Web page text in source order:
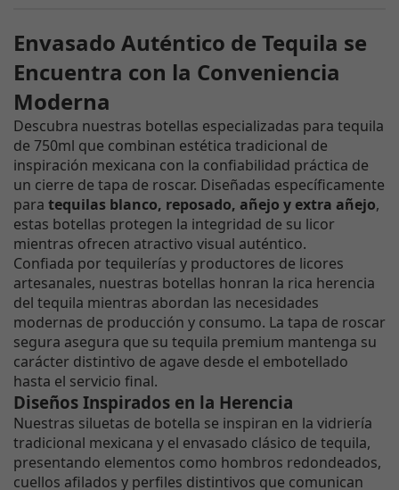
Envasado Auténtico de Tequila se
Encuentra con la Conveniencia
Moderna
Descubra nuestras botellas especializadas para tequila
de 750ml que combinan estética tradicional de
inspiración mexicana con la confiabilidad práctica de
un cierre de tapa de roscar. Diseñadas específicamente
para tequilas blanco, reposado, añejo y extra añejo,
estas botellas protegen la integridad de su licor
mientras ofrecen atractivo visual auténtico.
Confiada por tequilerías y productores de licores
artesanales, nuestras botellas honran la rica herencia
del tequila mientras abordan las necesidades
modernas de producción y consumo. La tapa de roscar
segura asegura que su tequila premium mantenga su
carácter distintivo de agave desde el embotellado
hasta el servicio final.
Diseños Inspirados en la Herencia
Nuestras siluetas de botella se inspiran en la vidriería
tradicional mexicana y el envasado clásico de tequila,
presentando elementos como hombros redondeados,
cuellos afilados y perfiles distintivos que comunican